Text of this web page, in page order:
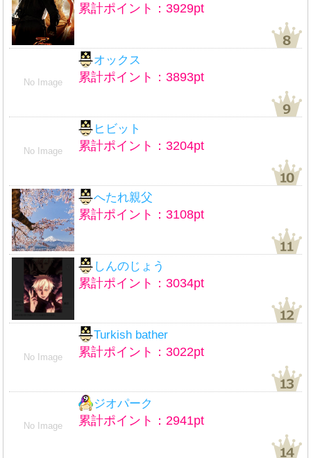
累計ポイント：3929pt
No Image
オックス
累計ポイント：3893pt
No Image
ヒビット
累計ポイント：3204pt
へたれ親父
累計ポイント：3108pt
しんのじょう
累計ポイント：3034pt
No Image
Turkish bather
累計ポイント：3022pt
No Image
ジオパーク
累計ポイント：2941pt